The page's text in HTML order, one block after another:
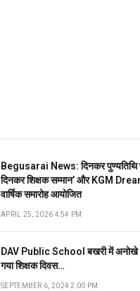
Begusarai News: दिनकर पुण्यतिथि
दिनकर शिक्षक सम्मान’ और KGM
वार्षिक समारोह आयोजित
APRIL 25, 2026 4:54 PM
DAV Public School बखरी में अनोखे
गया शिक्षक दिवस…
SEPTEMBER 6, 2024 2:00 PM